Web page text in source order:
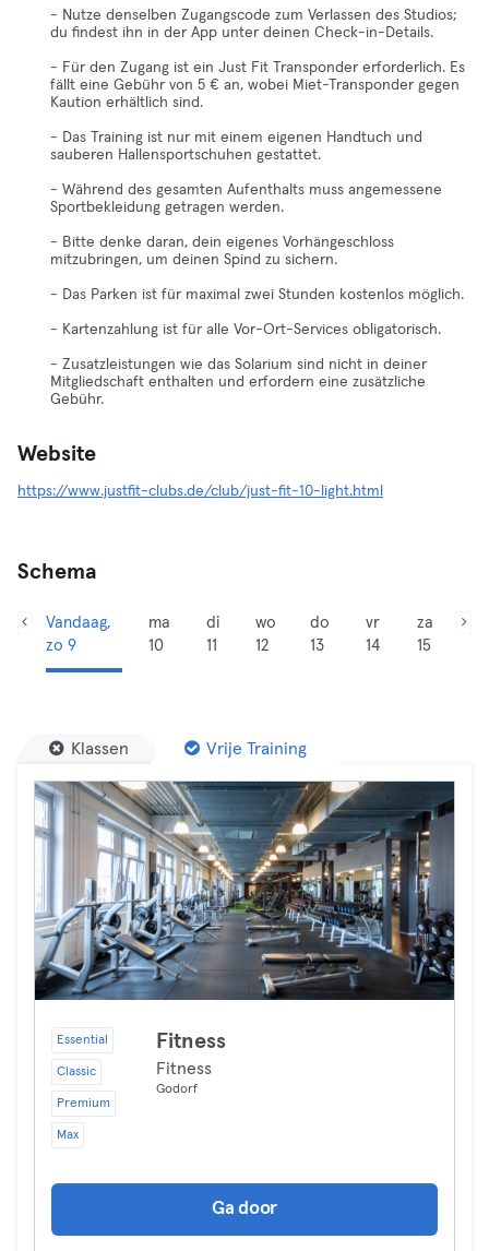
- Nutze denselben Zugangscode zum Verlassen des Studios;
du findest ihn in der App unter deinen Check-in-Details.
- Für den Zugang ist ein Just Fit Transponder erforderlich. Es
fällt eine Gebühr von 5 € an, wobei Miet-Transponder gegen
Kaution erhältlich sind.
- Das Training ist nur mit einem eigenen Handtuch und
sauberen Hallensportschuhen gestattet.
- Während des gesamten Aufenthalts muss angemessene
Sportbekleidung getragen werden.
- Bitte denke daran, dein eigenes Vorhängeschloss
mitzubringen, um deinen Spind zu sichern.
- Das Parken ist für maximal zwei Stunden kostenlos möglich.
- Kartenzahlung ist für alle Vor-Ort-Services obligatorisch.
- Zusatzleistungen wie das Solarium sind nicht in deiner
Mitgliedschaft enthalten und erfordern eine zusätzliche
Gebühr.
Website
https://www.justfit-clubs.de/club/just-fit-10-light.html
Schema
Vandaag,
zo 9
ma
10
di
11
wo
12
do
13
vr
14
za
15
Klassen Vrije Training
Essential
Classic
Premium
Max
Fitness
Fitness
Godorf
Ga door